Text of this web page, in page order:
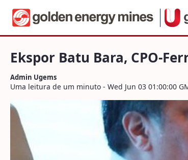
Navegação
Pular para o Conteúdo
Ekspor Batu Bara, CPO-
Ekspor Batu Bara, CPO-
Admin Ugems
Uma leitura de um minuto - Wed Jun 03 01:00:00